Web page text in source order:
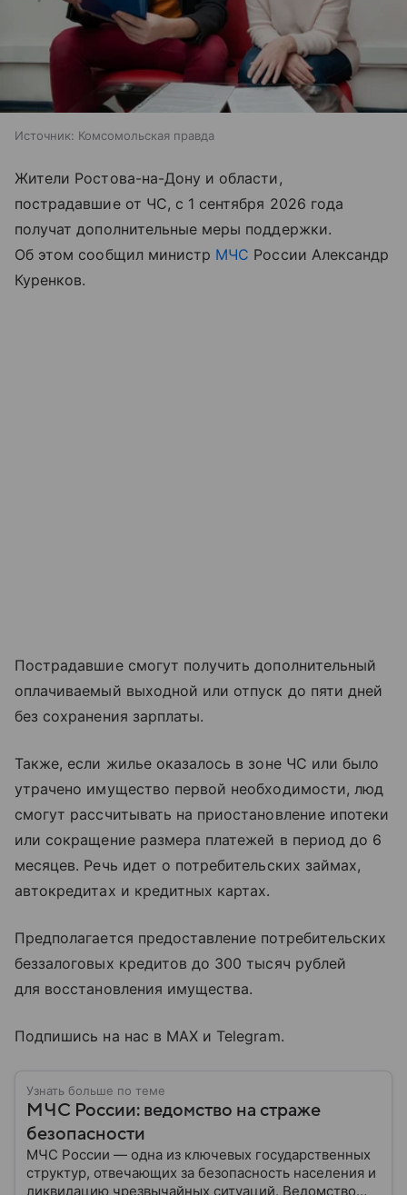
Источник: Комсомольская правда
Жители Ростова-на-Дону и области,
пострадавшие от ЧС, с 1 сентября 2026 года
получат дополнительные меры поддержки.
Об этом сообщил министр МЧС России Александр
Куренков.
Пострадавшие смогут получить дополнительный
оплачиваемый выходной или отпуск до пяти дней
без сохранения зарплаты.
Также, если жилье оказалось в зоне ЧС или было
утрачено имущество первой необходимости, люд
смогут рассчитывать на приостановление ипотеки
или сокращение размера платежей в период до 6
месяцев. Речь идет о потребительских займах,
автокредитах и кредитных картах.
Предполагается предоставление потребительских
беззалоговых кредитов до 300 тысяч рублей
для восстановления имущества.
Подпишись на нас в MAX и Telegram.
Узнать больше по теме
МЧС России: ведомство на страже
безопасности
МЧС России — одна из ключевых государственных
структур, отвечающих за безопасность населения и
ликвидацию чрезвычайных ситуаций. Ведомство